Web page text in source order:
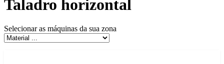
Taladro horizontal
Selecionar as máquinas da sua zona